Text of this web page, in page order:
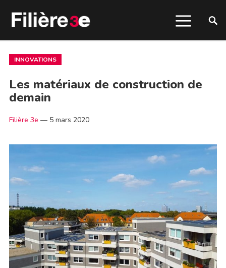
INNOVATIONS
Les matériaux de construction de
demain
Filière 3e — 5 mars 2020